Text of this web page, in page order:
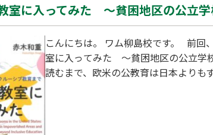
室に入ってみた ～貧困地区の公立
こんにちは。 ワム柳島校です。 前回、前々
室に入ってみた ～貧困地区の公立学
読むまで、欧米の公教育は日本よりも